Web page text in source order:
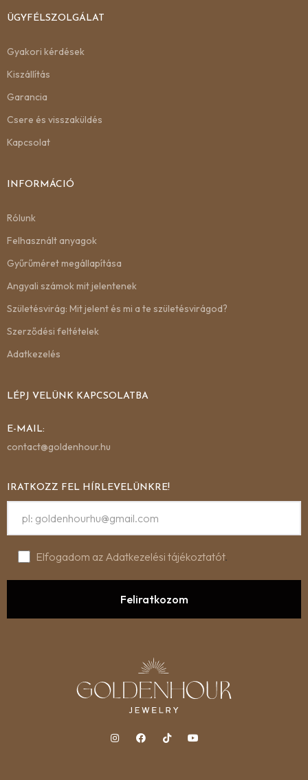
ÜGYFÉLSZOLGÁLAT
Gyakori kérdések
Kiszállítás
Garancia
Csere és visszaküldés
Kapcsolat
INFORMÁCIÓ
Rólunk
Felhasznált anyagok
Gyűrűméret megállapítása
Angyali számok mit jelentenek
Születésvirág: Mit jelent és mi a te születésvirágod?
Szerződési feltételek
Adatkezelés
LÉPJ VELÜNK KAPCSOLATBA
E-MAIL:
contact@goldenhour.hu
IRATKOZZ FEL HÍRLEVELÜNKRE!
Elfogadom az Adatkezelési tájékoztatót.